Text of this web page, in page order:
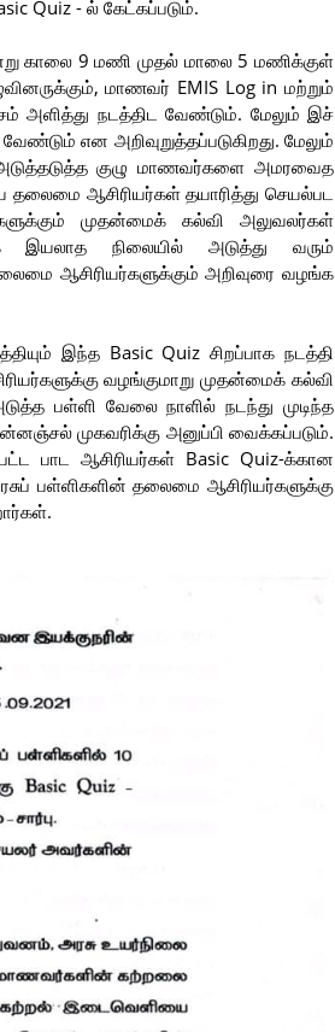
Quiz - ல் கேட்கப்படும்.
காலை 9 மணி முதல் மாலை 5 மணிக்குள்
மாணவர் EMIS Log in மற்றும்
அளித்து நடத்திட வேண்டும். மேலும் இச்
என அறிவுறுத்தப்படுகிறது. மேலும்
குழு மாணவர்களை அமரவைத
ஆசிரியர்கள் தயாரித்து செயல்பட
முதன்மைக் கல்வி அலுவலர்கள்
இயலாத நிலையில் அடுத்து வரும்
ஆசிரியர்களுக்கும் அறிவுரை வழங்க
இந்த Basic Quiz சிறப்பாக நடத்தி
வழங்குமாறு முதன்மைக் கல்வி
பள்ளி வேலை நாளில் நடந்து முடிந்த
முகவரிக்கு அனுப்பி வைக்கப்படும்.
பாட ஆசிரியர்கள் Basic Quiz-க்கான
பள்ளிகளின் தலைமை ஆசிரியர்களுக்கு